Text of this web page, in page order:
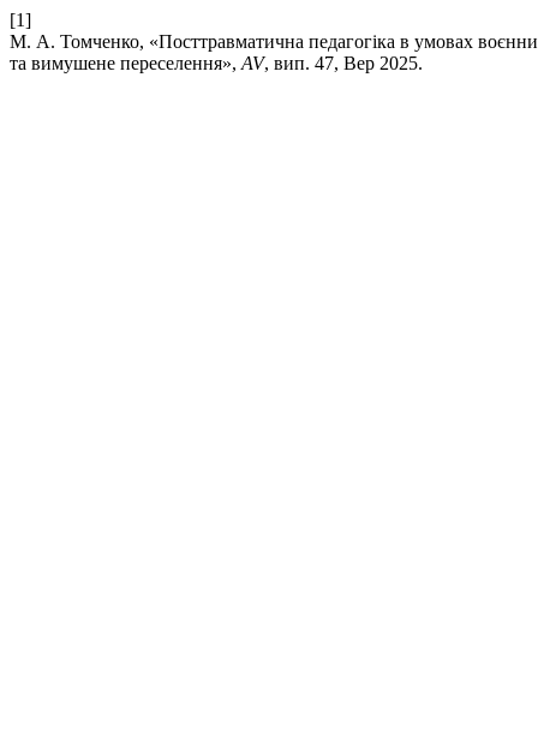
[1]
М. А. Томченко, «Посттравматична педагогіка в умовах
та вимушене переселення», AV, вип. 47, Вер 2025.